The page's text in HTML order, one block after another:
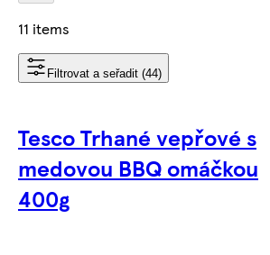
11 items
Filtrovat a seřadit (44)
Tesco Trhané vepřové s
medovou BBQ omáčkou
400g